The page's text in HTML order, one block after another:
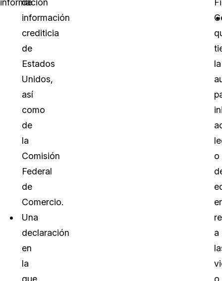
información
de
información
crediticia
de
Estados
Unidos,
así
como
de
la
Comisión
Federal
de
Comercio.
Una
declaración
en
la
que
la
o
a
o